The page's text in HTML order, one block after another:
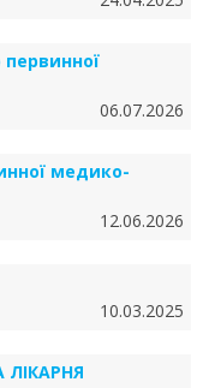
06.07.2026
медико-
12.06.2026
10.03.2025
ЛІКАРНЯ